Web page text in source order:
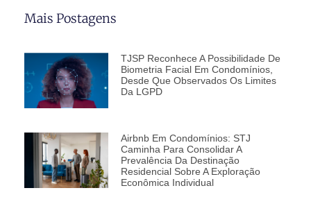
Mais Postagens
TJSP Reconhece A Possibilidade De
Biometria Facial Em Condomínios,
Desde Que Observados Os Limites
Da LGPD
Airbnb Em Condomínios: STJ
Caminha Para Consolidar A
Prevalência Da Destinação
Residencial Sobre A Exploração
Econômica Individual